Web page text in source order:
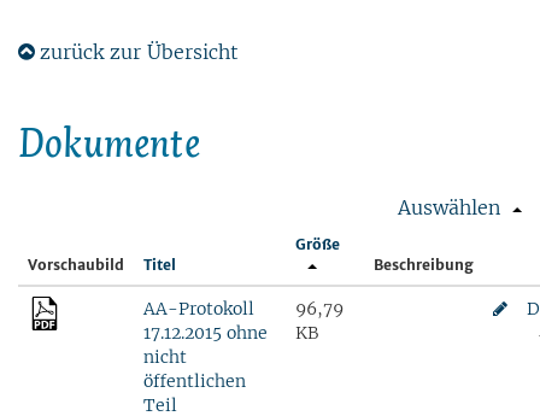
zurück zur Übersicht
Dokumente
Auswählen
Vorschaubild Titel
Größe
Beschreibung
AA-Protokoll
17.12.2015 ohne
nicht
öffentlichen
Teil
96,79
KB